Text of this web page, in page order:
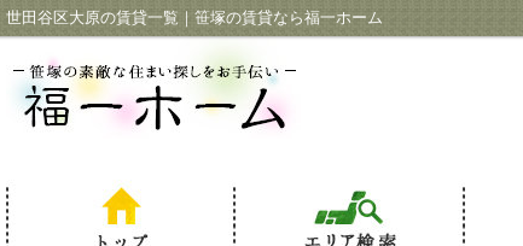
世田谷区大原の賃貸一覧｜笹塚の賃貸なら福一ホーム